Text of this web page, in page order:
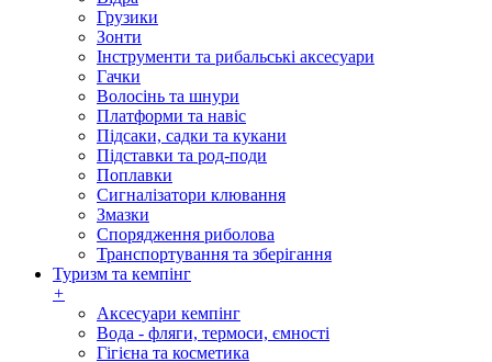
Грузики
Зонти
Інструменти та рибальські аксесуари
Гачки
Волосінь та шнури
Платформи та навіс
Підсаки, садки та кукани
Підставки та род-поди
Поплавки
Сигналізатори клювання
Змазки
Спорядження риболова
Транспортування та зберігання
Туризм та кемпінг
+
Аксесуари кемпінг
Вода - фляги, термоси, ємності
Гігієна та косметика